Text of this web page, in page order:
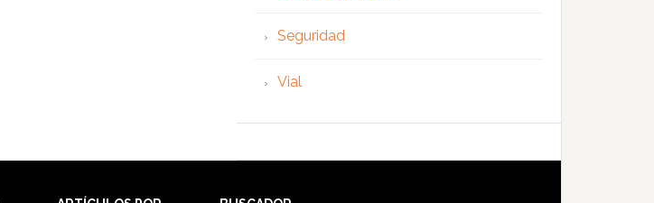
Seguridad
Vial